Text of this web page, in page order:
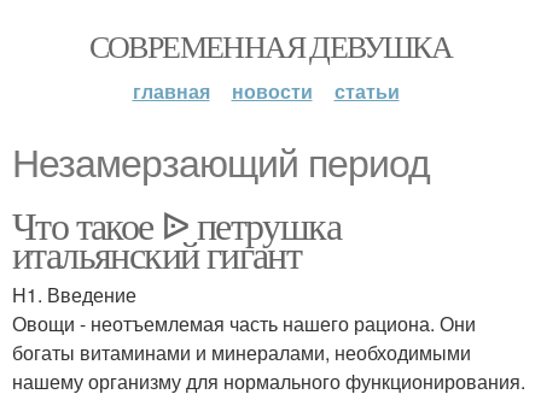
СОВРЕМЕННАЯ ДЕВУШКА
главная новости статьи
Незамерзающий период
Что такое ᐉ петрушка
итальянский гигант
H1. Введение
Овощи - неотъемлемая часть нашего рациона. Они
богаты витаминами и минералами, необходимыми
нашему организму для нормального функционирования.